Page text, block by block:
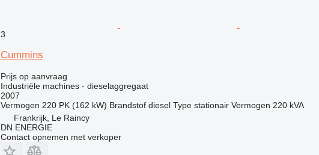
3
Cummins
Prijs op aanvraag
Industriële machines - dieselaggregaat
2007
Vermogen 220 PK (162 kW) Brandstof diesel Type stationair Vermogen 220 kVA
Frankrijk, Le Raincy
DN ENERGIE
Contact opnemen met verkoper